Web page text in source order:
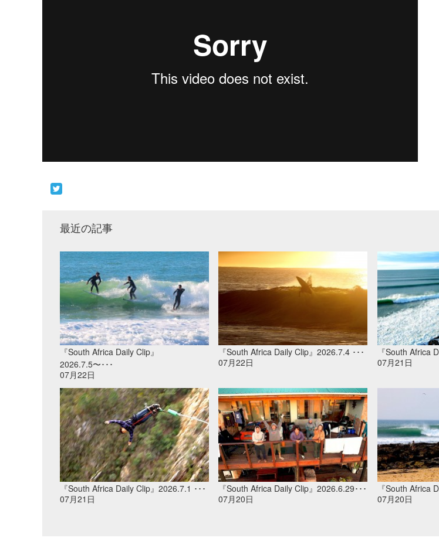
最近の記事
『South Africa Daily Clip』
2026.7.5〜･･･
07月22日
『South Africa Daily Clip』2026.7.4 ･･･
07月22日
『South Africa
07月21日
『South Africa Daily Clip』2026.7.1 ･･･
07月21日
『South Africa Daily Clip』2026.6.29･･･
07月20日
『South Africa
07月20日